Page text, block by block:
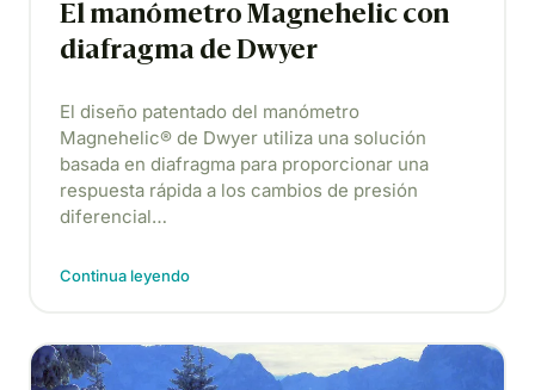
El manómetro Magnehelic con
diafragma de Dwyer
El diseño patentado del manómetro
Magnehelic® de Dwyer utiliza una solución
basada en diafragma para proporcionar una
respuesta rápida a los cambios de presión
diferencial…
Continua leyendo